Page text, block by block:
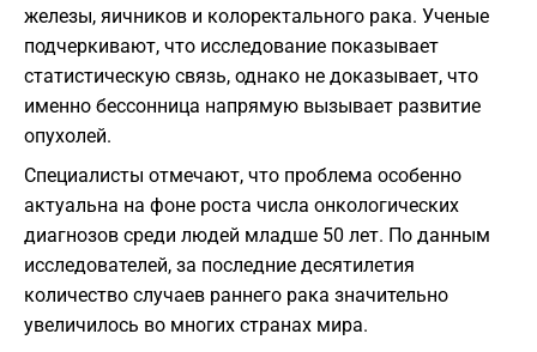
железы, яичников и колоректального рака. Ученые
подчеркивают, что исследование показывает
статистическую связь, однако не доказывает, что
именно бессонница напрямую вызывает развитие
опухолей.
Специалисты отмечают, что проблема особенно
актуальна на фоне роста числа онкологических
диагнозов среди людей младше 50 лет. По данным
исследователей, за последние десятилетия
количество случаев раннего рака значительно
увеличилось во многих странах мира.